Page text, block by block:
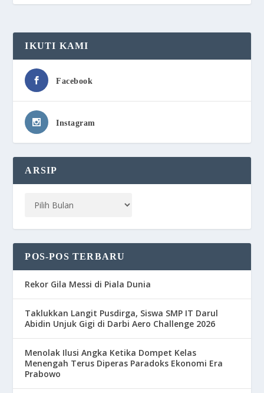
IKUTI KAMI
Facebook
Instagram
ARSIP
POS-POS TERBARU
Rekor Gila Messi di Piala Dunia
Taklukkan Langit Pusdirga, Siswa SMP IT Darul
Abidin Unjuk Gigi di Darbi Aero Challenge 2026
Menolak Ilusi Angka Ketika Dompet Kelas
Menengah Terus Diperas Paradoks Ekonomi Era
Prabowo